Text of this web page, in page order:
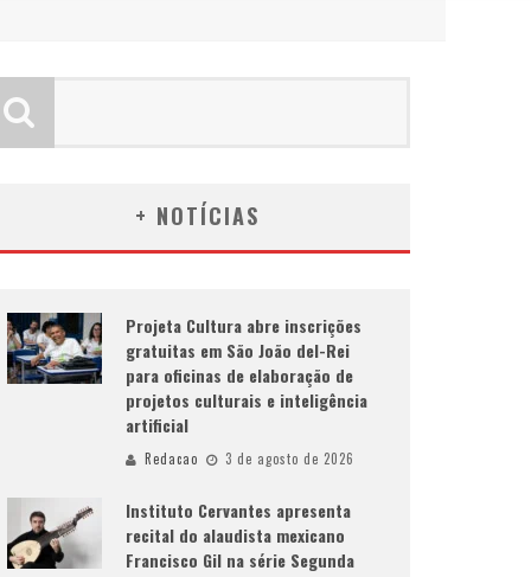
+ NOTÍCIAS
Projeta Cultura abre inscrições
gratuitas em São João del-Rei
para oficinas de elaboração de
projetos culturais e inteligência
artificial
Redacao 3 de agosto de 2026
Instituto Cervantes apresenta
recital do alaudista mexicano
Francisco Gil na série Segunda